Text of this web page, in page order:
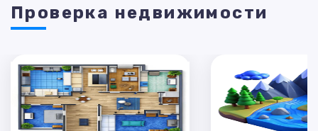
Проверка недвижимости